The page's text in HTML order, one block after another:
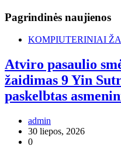
Pagrindinės naujienos
KOMPIUTERINIAI
Atviro pasaulio
žaidimas 9 Yin
paskelbtas
admin
30 liepos, 2026
0